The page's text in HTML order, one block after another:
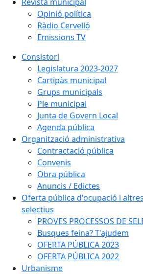
Opinió política
Ràdio Cervelló
Emissions TV
Consistori
Legislatura 2023-2027
Cartipàs municipal
Grups municipals
Ple municipal
Junta de Govern Local
Agenda pública
Organització administrativa
Contractació pública
Convenis
Obra pública
Anuncis / Edictes
Oferta pública d'ocupació i
selectius
PROVES PROCESSOS DE
Busques feina? T'ajudem
OFERTA PÚBLICA 2023
OFERTA PÚBLICA 2022
Urbanisme